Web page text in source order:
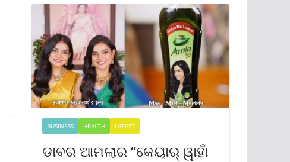
BUSINESS HEALTH LATEST
ଡାବର ଆମଲାର “କେୟାର୍ ୱାହାଁ